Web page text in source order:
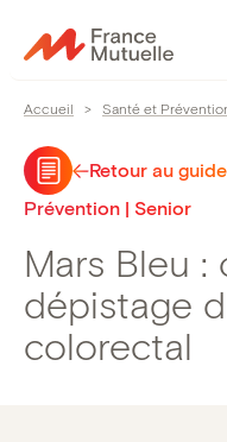
au
Accueil > Santé et
Retour au guide
Prévention | Senior
Mars Bleu
dépistage
colorectal